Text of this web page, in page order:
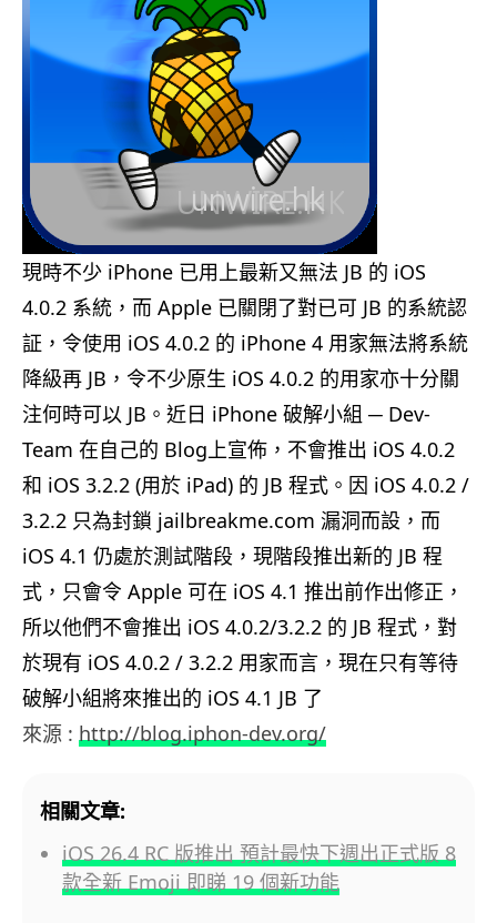
現時不少 iPhone 已用上最新又無法 JB 的 iOS
4.0.2 系統，而 Apple 已關閉了對已可 JB 的系統認
証，令使用 iOS 4.0.2 的 iPhone 4 用家無法將系統
降級再 JB，令不少原生 iOS 4.0.2 的用家亦十分關
注何時可以 JB。近日 iPhone 破解小組 ─ Dev-
Team 在自己的 Blog上宣佈，不會推出 iOS 4.0.2
和 iOS 3.2.2 (用於 iPad) 的 JB 程式。因 iOS 4.0.2 /
3.2.2 只為封鎖 jailbreakme.com 漏洞而設，而
iOS 4.1 仍處於測試階段，現階段推出新的 JB 程
式，只會令 Apple 可在 iOS 4.1 推出前作出修正，
所以他們不會推出 iOS 4.0.2/3.2.2 的 JB 程式，對
於現有 iOS 4.0.2 / 3.2.2 用家而言，現在只有等待
破解小組將來推出的 iOS 4.1 JB 了
來源 : http://blog.iphon-dev.org/
相關文章:
iOS 26.4 RC 版推出 預計最快下週出正式版 8
款全新 Emoji 即睇 19 個新功能